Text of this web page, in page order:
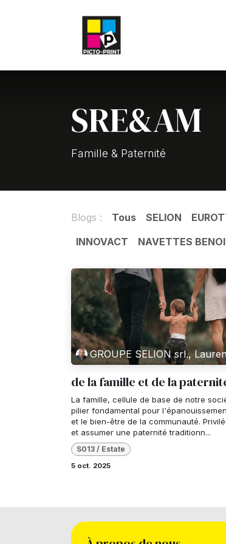
SRE&AM
Famille & Paternité
Blogs : Tous SELION
INNOVACT
NAVETTES
GROUPE SELION srl.,
de la famille et de la
La famille, cellule de base de notre
pilier fondamental pour
et le bien-être de la communauté.
et assumer une paternité traditionn...
S013 / Estate
5 oct. 2025